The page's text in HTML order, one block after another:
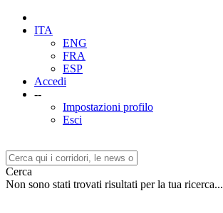
ITA
ENG
FRA
ESP
Accedi
--
Impostazioni profilo
Esci
Cerca
Non sono stati trovati risultati per la tua ricerca...